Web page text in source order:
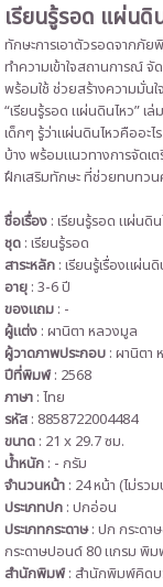
เรียนรู้รอด แผ่นดิ
ทักษะการเอาตัวรอดจากภัย
ทำความเข้าใจสถานการณ์
พร้อมใช้ ช่วยสร้างความมั่น
“เรียนรู้รอด แผ่นดินไหว” เ
เด็กๆ รู้ว่าแผ่นดินไหวคืออะ
บ้าง พร้อมแนวทางการจัดเ
ฝึกเสริมทักษะ ที่ช่วยทบทวน
ชื่อเรื่อง : เรียนรู้รอด แผ่นดิน
ชุด : เรียนรู้รอด
สาระหลัก : เรียนรู้เรื่องแผ่น
อายุ : 3-6 ปี
ของแถม : -
ผู้แต่ง : ผานิตา หลวงมูล
ผู้วาดภาพประกอบ : ผานิตา
ปีที่พิมพ์: 2568
ภาษา : ไทย
รหัส : 8858722004484
ขนาด : 21 x 29.7 ซม.
น้ำหนัก : - กรัม
จำนวนหน้า : 24 หน้า (ไม่รว
ประเภทปก : ปกอ่อน
ประเภทกระดาษ: ปก กระดา
กระดาษปอนด์ 80 แกรม พิ
สำนักพิมพ์: สำนักพิมพ์คิดบ